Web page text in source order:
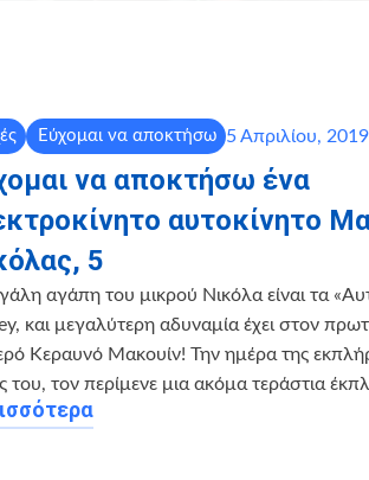
Εύχομαι να αποκτήσω 5 Απριλίου, 2019
να αποκτήσω ένα
αυτοκίνητο
5
αγάπη του μικρού Νικόλα είναι τα
και μεγαλύτερη αδυναμία έχει στον
Κεραυνό Μακουίν! Την ημέρα της
του, τον περίμενε μια ακόμα τεράστια